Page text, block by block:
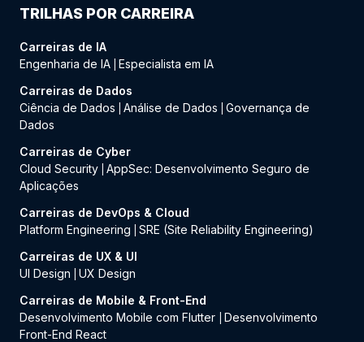
TRILHAS POR CARREIRA
Carreiras de IA
Engenharia de IA Especialista em IA
Carreiras de Dados
Ciência de Dados
Análise de Dados
Governança de
Dados
Carreiras de Cyber
Cloud Security AppSec: Desenvolvimento Seguro de
Aplicações
Carreiras de DevOps & Cloud
Platform Engineering
SRE (Site Reliability Engineering)
Carreiras de UX & UI
UI Design
UX Design
Carreiras de Mobile & Front-End
Desenvolvimento Mobile com Flutter
Desenvolvimento
Front-End React